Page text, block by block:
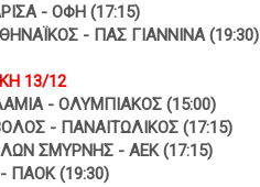
- ΟΦΗ (17:15)
- ΠΑΣ ΓΙΑΝΝΙΝΑ (19:30)
13/12
- ΟΛΥΜΠΙΑΚΟΣ (15:00)
- ΠΑΝΑΙΤΩΛΙΚΟΣ (17:15)
ΣΜΥΡΝΗΣ - ΑΕΚ (17:15)
ΠΑΟΚ (19:30)